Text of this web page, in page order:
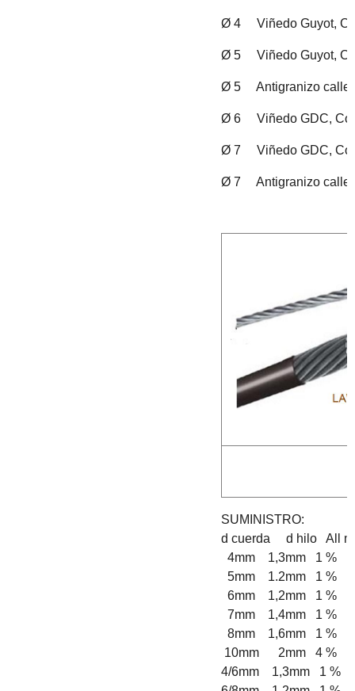
Ø 4 Viñedo Guyot,
Ø 5 Viñedo Guyot,
Ø 5 Antigranizo calle
Ø 6 Viñedo GDC,
Ø 7 Viñedo GDC,
Ø 7 Antigranizo calle
SUMINISTRO:
d cuerda d hilo All
4mm 1,3mm 1 %
5mm 1.2mm 1 %
6mm 1,2mm 1 %
7mm 1,4mm 1 %
8mm 1,6mm 1 %
10mm 2mm 4 %
4/6mm 1,3mm 1